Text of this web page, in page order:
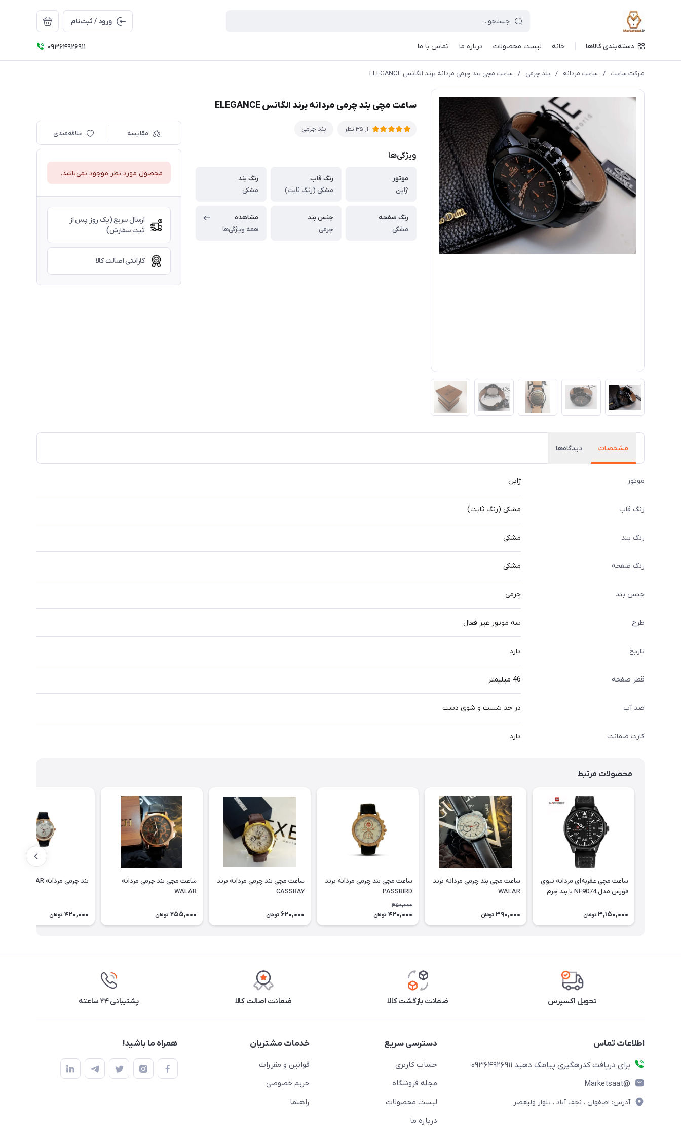
ورود / ثبت‌نام
دسته‌بندی کالاها خانه لیست محصولات درباره ما تماس با ما 09364926911
مارکت ساعت / ساعت مردانه / بند چرمی / ساعت مچی بند چرمی مردانه برند الگانس ELEGANCE
ساعت مچی بند چرمی مردانه برند الگانس ELEGANCE
از 35 نظر بند چرمی
ویژگی‌ها
موتور
ژاپن
رنگ قاب
مشکی (رنگ ثابت)
رنگ بند
مشکی
رنگ صفحه
مشکی
جنس بند
چرمی
مشاهده
همه ویژگی‌ها
مقایسه علاقه‌مندی
محصول مورد نظر موجود نمی‌باشد.
ارسال سریع (یک روز پس از
ثبت سفارش)
گارانتی اصالت کالا
مشخصات دیدگاه‌ها
موتور ژاپن
رنگ قاب مشکی (رنگ ثابت)
رنگ بند مشکی
رنگ صفحه مشکی
جنس بند چرمی
طرح سه موتور غیر فعال
تاریخ دارد
قطر صفحه 46 میلیمتر
ضد آب در حد شست و شوی دست
کارت ضمانت دارد
محصولات مرتبط
ساعت مچی عقربه‌ای مردانه نیوی
فورس مدل NF9074 با بند چرم
3,150,000 تومان
ساعت مچی بند چرمی مردانه برند
WALAR
390,000 تومان
ساعت مچی بند چرمی مردانه برند
PASSBIRD
350,000
420,000 تومان
ساعت مچی بند چرمی مردانه برند
CASSRAY
620,000 تومان
ساعت مچی بند چرمی مردانه
WALAR
255,000 تومان
بند چرمی مردانه WALAR
420,000 تومان
تحویل اکسپرس ضمانت بازگشت کالا ضمانت اصالت کالا پشتیبانی ۲۴ ساعته
اطلاعات تماس
برای دریافت کدرهگیری پیامک دهید 09364926911
@Marketsaat
آدرس: اصفهان ، نجف آباد ، بلوار ولیعصر
دسترسی سریع
حساب کاربری
مجله فروشگاه
لیست محصولات
درباره ما
خدمات مشتریان
قوانین و مقررات
حریم خصوصی
راهنما
همراه ما باشید!